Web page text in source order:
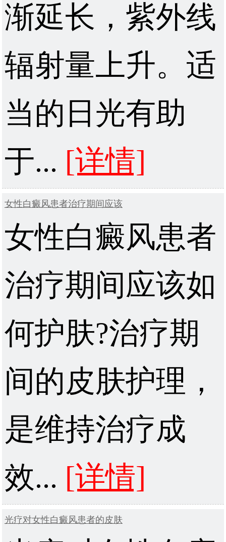
渐延长，紫外线
辐射量上升。适
当的日光有助
于... [详情]
女性白癜风患者治疗期间应该
女性白癜风患者
治疗期间应该如
何护肤?治疗期
间的皮肤护理，
是维持治疗成
效... [详情]
光疗对女性白癜风患者的皮肤